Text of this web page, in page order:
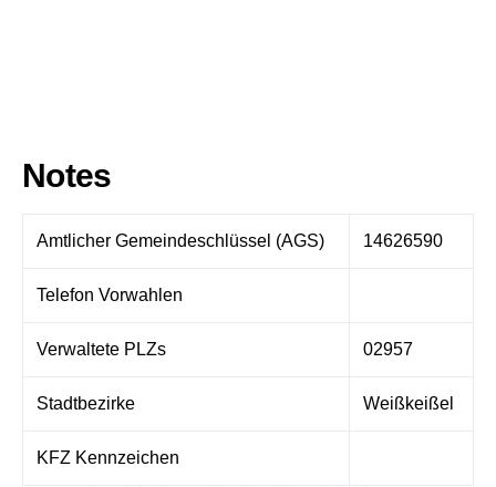
Notes
Amtlicher Gemeindeschlüssel (AGS) 14626590
Telefon Vorwahlen
Verwaltete PLZs 02957
Stadtbezirke Weißkeißel
KFZ Kennzeichen